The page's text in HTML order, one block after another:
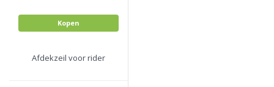
Kopen
Afdekzeil voor rider